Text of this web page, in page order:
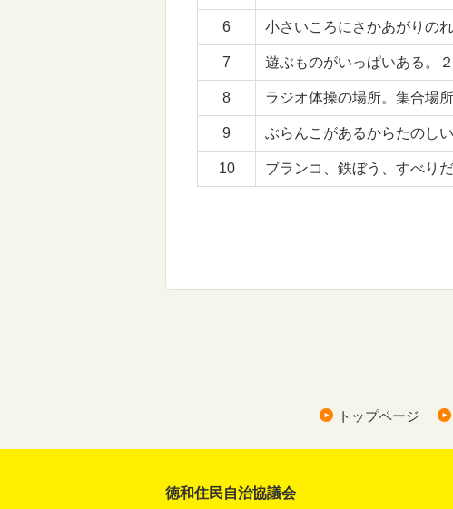
6 小さいころにさかあがりの
7 遊ぶものがいっぱいある。２
8 ラジオ体操の場所。集合場所
9 ぶらんこがあるからたのし
10 ブランコ、鉄ぼう、すべり
トップページ
徳和住民自治協議会